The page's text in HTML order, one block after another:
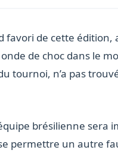
de cette édition,
de choc dans le
tournoi, n’a pas
brésilienne sera
permettre un autre